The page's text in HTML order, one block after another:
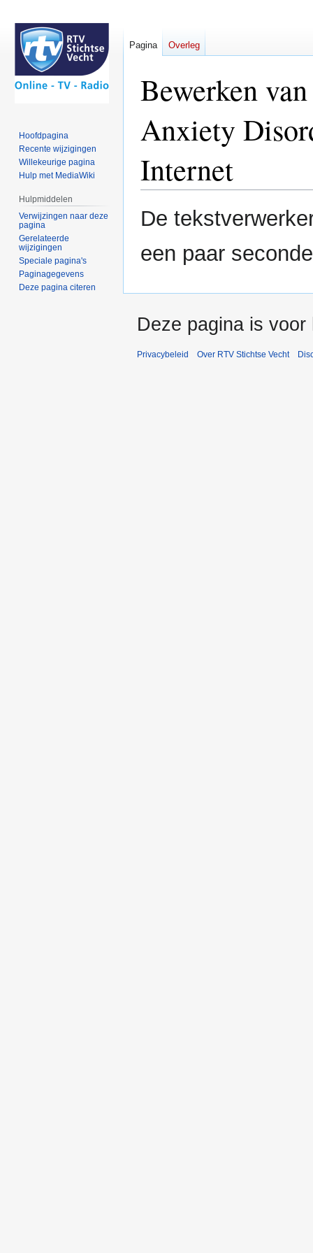
Bewerken
Anxiety
Internet
Naar
navigatie
Naar
zoeken
De
een paar
Pagina Overleg
Hoofdpagina
Recente wijzigingen
Willekeurige pagina
Hulp met MediaWiki
Hulpmiddelen
Verwijzingen naar deze
pagina
Gerelateerde
wijzigingen
Speciale pagina's
Paginagegevens
Deze pagina citeren
Deze pagina is
Privacybeleid Over RTV Stichtse Vecht